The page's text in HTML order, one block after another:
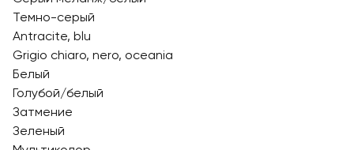
Темно-серый
Antracite, blu
Grigio chiaro, nero, oceania
Белый
Голубой/белый
Затмение
Зеленый